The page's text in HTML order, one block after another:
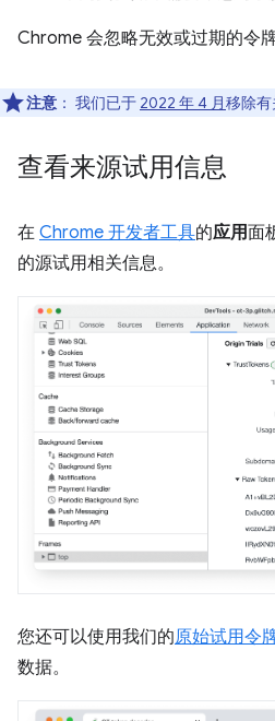
Chrome 会忽略无效或过期的令牌
注意 ： 我们已于 2022 年 4 月移除有
查看来源试用信息
在 Chrome 开发者工具的应用面
的源试用相关信息。
您还可以使用我们的原始试用令
数据。